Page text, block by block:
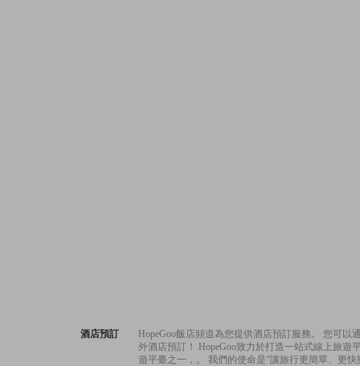
酒店預訂
HopeGoo飯店頻道為您提供酒店預訂服務。 您可
外酒店預訂！ HopeGoo致力於打造一站式線上旅
遊平臺之一，。 我們的使命是“讓旅行更簡單、更